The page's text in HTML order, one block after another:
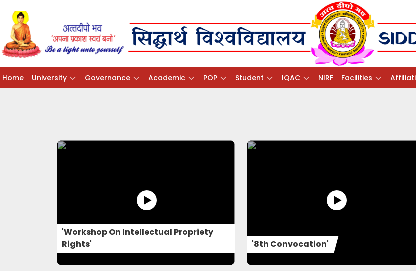
Home University Governance Academic POP Student IQAC NIRF Facilities
'Workshop On Intellectual Propriety
Rights'
'8th Convocation'